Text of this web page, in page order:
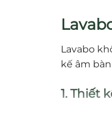
Lavabo
kế âm
1. Thiết
TOTO